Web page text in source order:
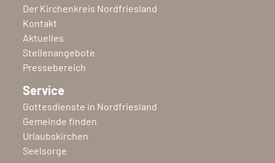
Der Kirchenkreis Nordfriesland
Kontakt
Aktuelles
Stellenangebote
Pressebereich
Service
Gottesdienste in Nordfriesland
Gemeinde finden
Urlaubskirchen
Seelsorge